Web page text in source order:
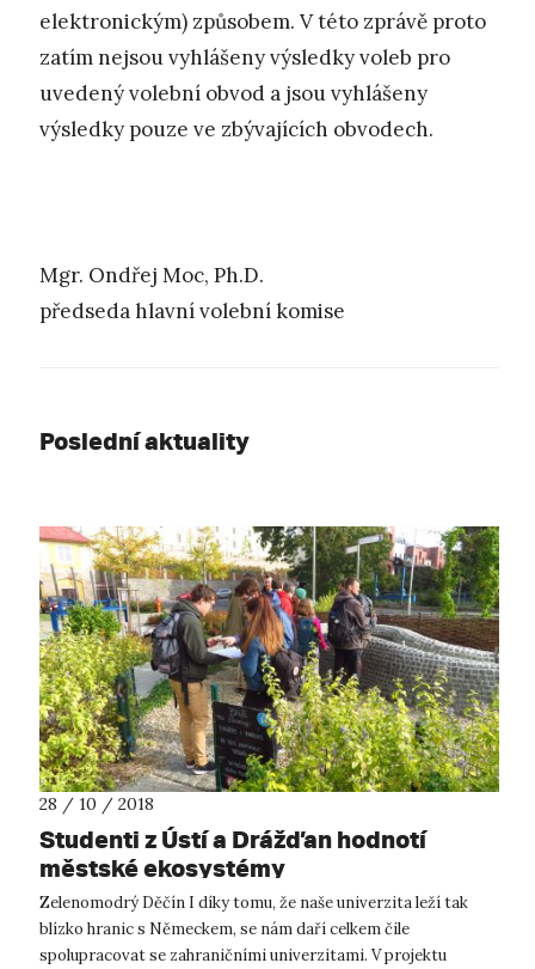
elektronickým) způsobem. V této zprávě proto
zatím nejsou vyhlášeny výsledky voleb pro
uvedený volební obvod a jsou vyhlášeny
výsledky pouze ve zbývajících obvodech.
Mgr. Ondřej Moc, Ph.D.
předseda hlavní volební komise
Poslední aktuality
28 / 10 / 2018
Studenti z Ústí a Drážďan hodnotí
městské ekosystémy
Zelenomodrý Děčín I díky tomu, že naše univerzita leží tak
blízko hranic s Německem, se nám daří celkem čile
spolupracovat se zahraničními univerzitami. V projektu